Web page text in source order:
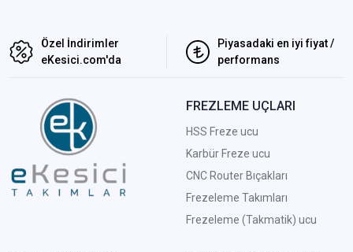
Özel İndirimler
eKesici.com'da
Piyasadaki en iyi fiyat /
performans
FREZLEME UÇLARI
HSS Freze ucu
Karbür Freze ucu
CNC Router Bıçakları
Frezeleme Takımları
Frezeleme (Takmatik) ucu